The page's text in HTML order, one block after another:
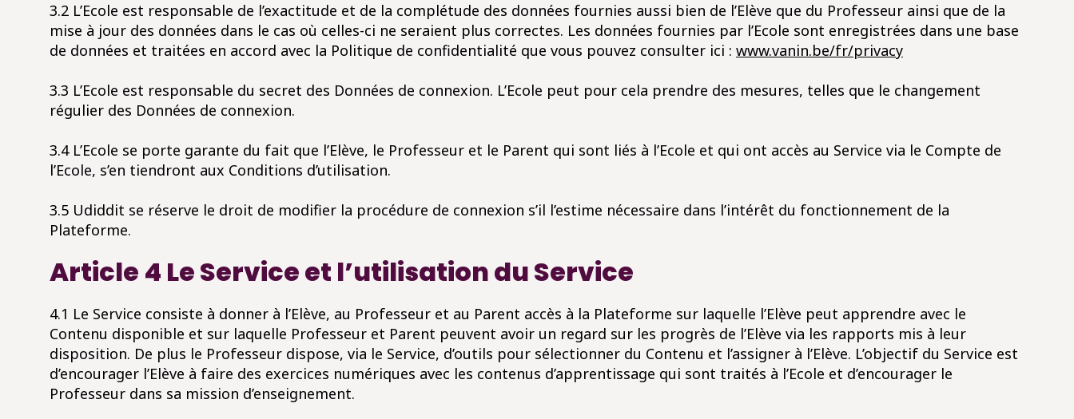
3.2 L’Ecole est responsable de l’exactitude et de la complétude des données fournies aussi bien de l’Elève que du Professeur ainsi que de la
mise à jour des données dans le cas où celles-ci ne seraient plus correctes. Les données fournies par l’Ecole sont enregistrées dans une base
de données et traitées en accord avec la Politique de confidentialité que vous pouvez consulter ici : www.vanin.be/fr/privacy
3.3 L’Ecole est responsable du secret des Données de connexion. L’Ecole peut pour cela prendre des mesures, telles que le changement
régulier des Données de connexion.
3.4 L’Ecole se porte garante du fait que l’Elève, le Professeur et le Parent qui sont liés à l’Ecole et qui ont accès au Service via le Compte de
l’Ecole, s’en tiendront aux Conditions d’utilisation.
3.5 Udiddit se réserve le droit de modifier la procédure de connexion s’il l’estime nécessaire dans l’intérêt du fonctionnement de la
Plateforme.
Article 4 Le Service et l’utilisation du Service
4.1 Le Service consiste à donner à l’Elève, au Professeur et au Parent accès à la Plateforme sur laquelle l’Elève peut apprendre avec le
Contenu disponible et sur laquelle Professeur et Parent peuvent avoir un regard sur les progrès de l’Elève via les rapports mis à leur
disposition. De plus le Professeur dispose, via le Service, d’outils pour sélectionner du Contenu et l’assigner à l’Elève. L’objectif du Service est
d’encourager l’Elève à faire des exercices numériques avec les contenus d’apprentissage qui sont traités à l’Ecole et d’encourager le
Professeur dans sa mission d’enseignement.